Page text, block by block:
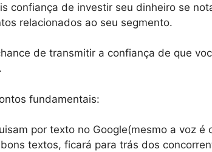
confiança de investir seu dinheiro se
relacionados ao seu segmento.
de transmitir a confiança de que
fundamentais:
por texto no Google(mesmo a voz é
textos, ficará para trás dos